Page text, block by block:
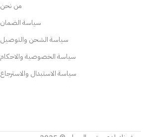
من نحن
سياسة الضمان
سياسة الشحن والتوصيل
سياسة الخصوصية والاحكام
سياسة الاستبدال والاسترجاع